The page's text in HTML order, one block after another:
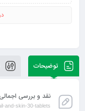
توضیحات
نقد و بررسی
and-skin-30-tablets